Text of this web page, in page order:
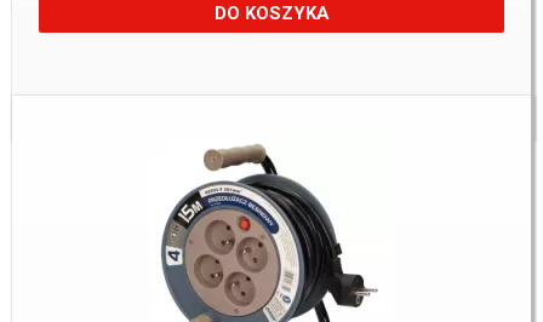
DO KOSZYKA
Dostępne:1 szt